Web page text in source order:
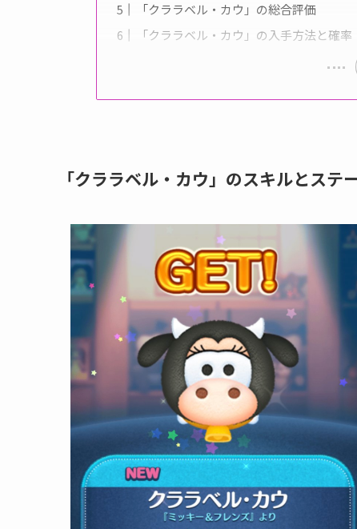
「クララベル・カウ」の総合評価
「クララベル・カウ」の入手方法と確率
「クララベル・カウ」のスキルとステ